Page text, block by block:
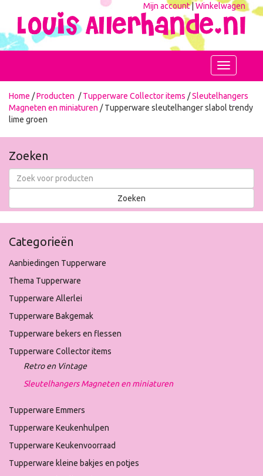
Mijn account|Winkelwagen
Toggle
navigation
Home /Producten /Tupperware Collector items /Sleutelhangers
Magneten en miniaturen / Tupperware sleutelhanger slabol trendy
lime groen
Zoeken
Categorieën
Aanbiedingen Tupperware
Thema Tupperware
Tupperware Allerlei
Tupperware Bakgemak
Tupperware bekers en flessen
Tupperware Collector items
Retro en Vintage
Sleutelhangers Magneten en miniaturen
Tupperware Emmers
Tupperware Keukenhulpen
Tupperware Keukenvoorraad
Tupperware kleine bakjes en potjes